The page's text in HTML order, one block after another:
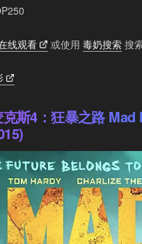
线观看 或使用 毒奶搜索 搜
斯4：狂暴之路